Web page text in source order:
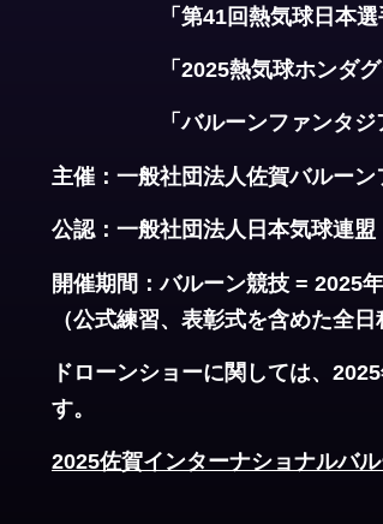
「第41回熱気球日本選手
「2025熱気球ホンダグラ
「バルーンファンタジア
主催：一般社団法人佐賀バルーン
公認：一般社団法人日本気球連
開催期間：バルーン競技 = 2025
（公式練習、表彰式を含めた全
ドローンショーに関しては、
す。
2025佐賀インターナショナルバ